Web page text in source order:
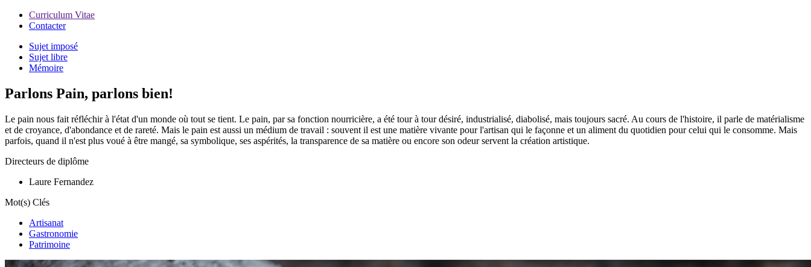
Curriculum Vitae
Contacter
Sujet imposé
Sujet libre
Mémoire
Parlons Pain, parlons bien!
Le pain nous fait réfléchir à l'état d'un monde où tout se tient. Le pain, par sa fonction nourricière, a été tour à tour désiré, industrialisé, diabolisé, mais toujours sacré. Au cours de l'histoire, il parle de matérialisme
et de croyance, d'abondance et de rareté. Mais le pain est aussi un médium de travail : souvent il est une matière vivante pour l'artisan qui le façonne et un aliment du quotidien pour celui qui le consomme. Mais
parfois, quand il n'est plus voué à être mangé, sa symbolique, ses aspérités, la transparence de sa matière ou encore son odeur servent la création artistique.
Directeurs de diplôme
Laure Fernandez
Mot(s) Clés
Artisanat
Gastronomie
Patrimoine